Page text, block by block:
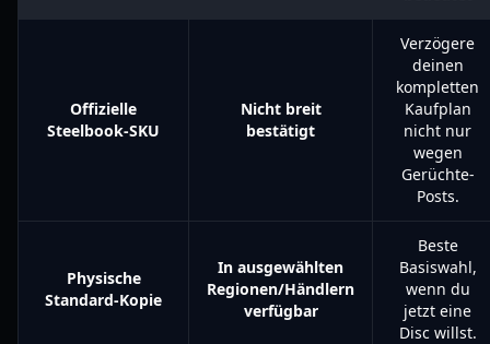
Offizielle
Steelbook-SKU
Nicht breit
bestätigt
Verzögere
deinen
kompletten
Kaufplan
nicht nur
wegen
Gerüchte-
Posts.
Physische
Standard-Kopie
In ausgewählten
Regionen/Händlern
verfügbar
Beste
Basiswahl,
wenn du
jetzt eine
Disc willst.